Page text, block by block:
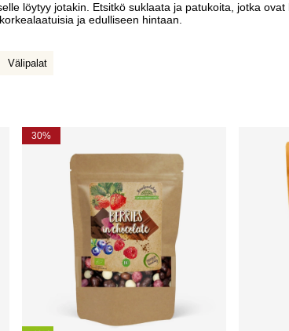
löytyy jotakin. Etsitkö suklaata ja patukoita, jotka
ja edulliseen hintaan.
Välipalat
30%